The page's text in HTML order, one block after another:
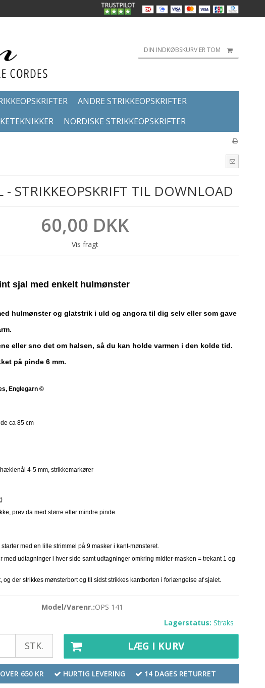
DIN INDKØBSKURV ER TOM
ANDRE STRIKKEOPSKRIFTER
NORDISKE STRIKKEOPSKRIFTER
- STRIKKEOPSKRIFT TIL DOWNLOAD
60,00 DKK
Vis fragt
sjal med enkelt hulmønster
hulmønster og glatstrik i uld og angora til dig selv eller som gave
eller sno det om halsen, så du kan holde varmen i den kolde tid.
på pinde 6 mm.
Englegarn ©
ca 85 cm
4-5 mm, strikkemarkører
prøv da med større eller mindre pinde
med en lille strimmel på 9 masker i kant-mønsteret.
med udtagninger i hver side samt udtagninger omkring midter-masken = trekant 1 og
og der strikkes mønsterbort og til sidst strikkes kantborten i forlængelse af sjalet.
Model/Varenr.:OPS 141
Lagerstatus: Straks
STK. LÆG I KURV
650 KR HURTIG LEVERING 14 DAGES RETURRET